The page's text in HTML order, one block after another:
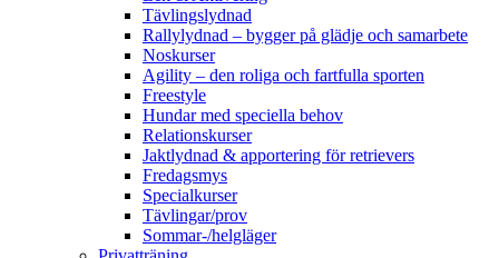
Tävlingslydnad
Rallylydnad – bygger på glädje och samarbete
Noskurser
Agility – den roliga och fartfulla sporten
Freestyle
Hundar med speciella behov
Relationskurser
Jaktlydnad & apportering för retrievers
Fredagsmys
Specialkurser
Tävlingar/prov
Sommar-/helgläger